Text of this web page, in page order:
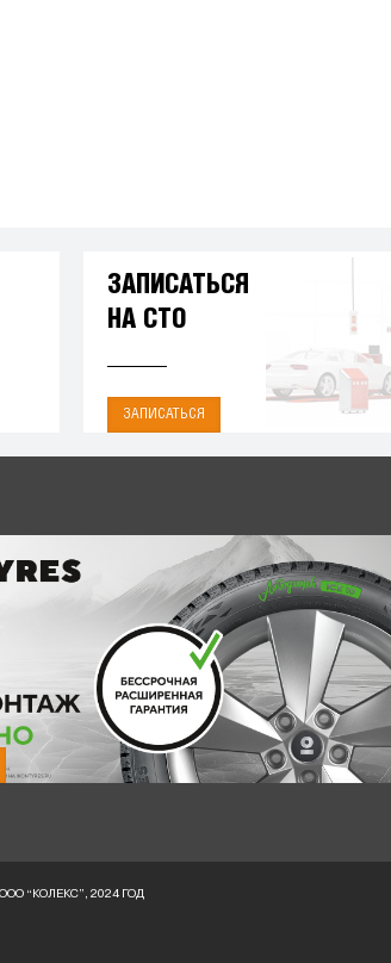
ЗАПИСАТЬСЯ
НА СТО
ЗАПИСАТЬСЯ
ООО “КОЛЕКС”, 2024 ГОД